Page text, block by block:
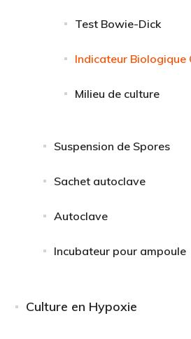
Test Bowie-Dick
Indicateur Biologique
Milieu de culture
Suspension de Spores
Sachet autoclave
Autoclave
Incubateur pour ampoule
Culture en Hypoxie